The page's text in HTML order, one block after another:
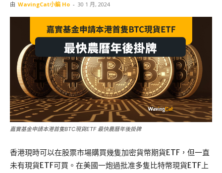
由 WavingCat小編 Ho - 30 1 月, 2024
嘉實基金申請本港首隻BTC現貨ETF 最快農曆年後掛牌
香港現時可以在股票市場購買幾隻加密貨幣期貨ETF，但一直
未有現貨ETF可買。在美國一炮過批准多隻比特幣現貨ETF上